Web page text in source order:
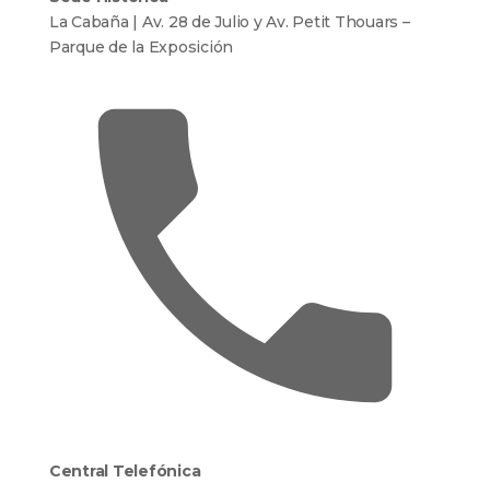
La Cabaña | Av. 28 de Julio y Av. Petit Thouars –
Parque de la Exposición
Central Telefónica